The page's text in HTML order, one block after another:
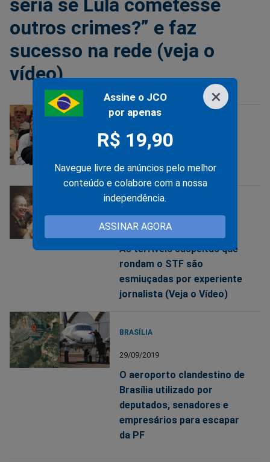
×
Assine o JCO
por apenas
R$ 19,90
Navegue livre de anúncios pelo melhor
conteúdo e colabore com a nossa
independência.
ASSINAR AGORA
seria se Lula cometesse
outros crimes?” e faz
sucesso na rede (veja o
vídeo)
16/12/2019
A gargalhada do corrupto
19/10/2019
As terríveis suspeitas que
rondam o STF são
esmiuçadas por experiente
jornalista (Veja o Vídeo)
BRASÍLIA
29/09/2019
O aeroporto clandestino de
Brasília utilizado por
deputados, senadores e
empresários para escapar
da PF